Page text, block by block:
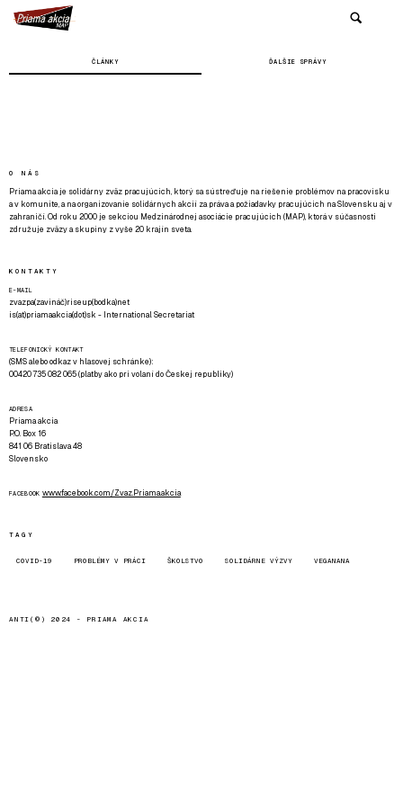
ČLÁNKY ĎALŠIE SPRÁVY
O NÁS
Priama akcia je solidárny zväz pracujúcich, ktorý sa sústreďuje na riešenie problémov na pracovisku
a v komunite, a na organizovanie solidárnych akcií za práva a požiadavky pracujúcich na Slovensku aj v
zahraničí. Od roku 2000 je sekciou Medzinárodnej asociácie pracujúcich (MAP), ktorá v súčasnosti
združuje zväzy a skupiny z vyše 20 krajín sveta.
KONTAKTY
E-MAIL
zvazpa(zavináč)riseup(bodka)net
is(at)priamaakcia(dot)sk - International Secretariat
TELEFONICKÝ KONTAKT
(SMS alebo odkaz v hlasovej schránke):
00420 735 082 065 (platby ako pri volaní do Českej republiky)
ADRESA
Priama akcia
P.O. Box 16
841 06 Bratislava 48
Slovensko
FACEBOOK www.facebook.com/Zvaz.Priama.akcia
TAGY
COVID-19 PROBLÉMY V PRÁCI ŠKOLSTVO SOLIDÁRNE VÝZVY VEGANANA
ANTI(©) 2024 - PRIAMA AKCIA